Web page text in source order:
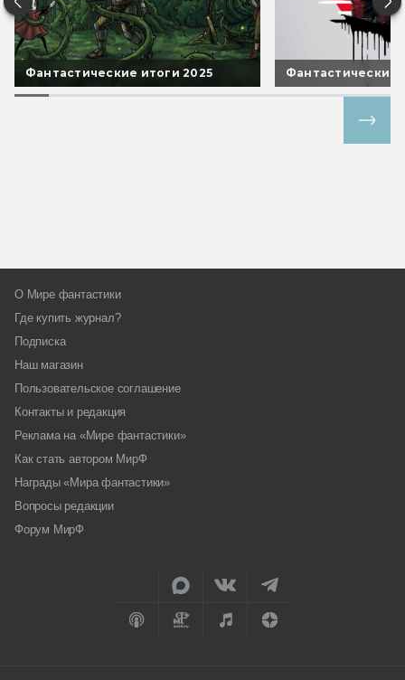
Фантастические итоги 2025 Фантастические
О Мире фантастики
Где купить журнал?
Подписка
Наш магазин
Пользовательское соглашение
Контакты и редакция
Реклама на «Мире фантастики»
Как стать автором МирФ
Награды «Мира фантастики»
Вопросы редакции
Форум МирФ